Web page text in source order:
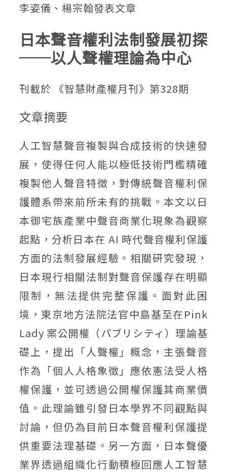
李姿儀、楊宗翰發表文章
日本聲音權利法制發展初探
──以人聲權理論為中心
刊載於 《智慧財產權月刊》第328期
文章摘要
人工智慧聲音複製與合成技術的快速發
展，使得任何人能以極低技術門檻精確
複製他人聲音特徵，對傳統聲音權利保
護體系帶來前所未有的挑戰。本文以日
本御宅族產業中聲音商業化現象為觀察
起點，分析日本在 AI 時代聲音權利保護
方面的法制發展經驗。相關研究發現，
日本現行相關法制對聲音保護存在明顯
限制，無法提供完整保護。面對此困
境，東京地方法院法官中島基至在Pink
Lady 案公開權（パブリシティ）理論基
礎上，提出「人聲權」概念，主張聲音
作為「個人人格象徵」應依憲法受人格
權保護，並可透過公開權保護其商業價
值。此理論雖引發日本學界不同觀點與
討論，但仍為目前日本聲音權利保護提
供重要法理基礎。另一方面，日本聲優
業界透過組織化行動積極回應人工智慧